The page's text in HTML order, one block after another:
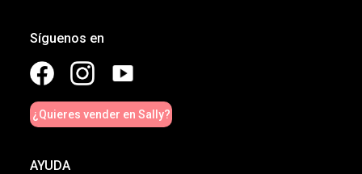
Síguenos en
¿Quieres vender en Sally?
AYUDA